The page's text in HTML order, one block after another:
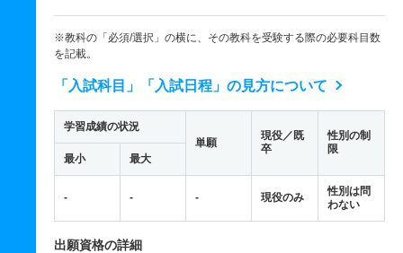
※教科の「必須/選択」の横に、その教科を受験する際の必要科目数
を記載。
「入試科目」「入試日程」の見方について
学習成績の状況
単願
現役／既
卒
性別の制
限
最小 最大
- - - 現役のみ
性別は問
わない
出願資格の詳細